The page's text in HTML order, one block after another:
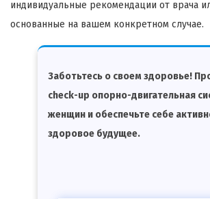
индивидуальные рекомендации от врача
основанные на вашем конкретном случае.
Заботьтесь о своем здоровье!
check-up опорно-двигательная
женщин и обеспечьте себе
здоровое будущее.